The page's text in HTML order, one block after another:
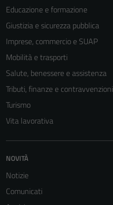
Educazione e formazione
Giustizia e sicurezza pubblica
Imprese, commercio e SUAP
Mobilità e trasporti
Salute, benessere e assistenza
Tributi, finanze e contravvenzioni
Turismo
Vita lavorativa
NOVITÀ
Notizie
Comunicati